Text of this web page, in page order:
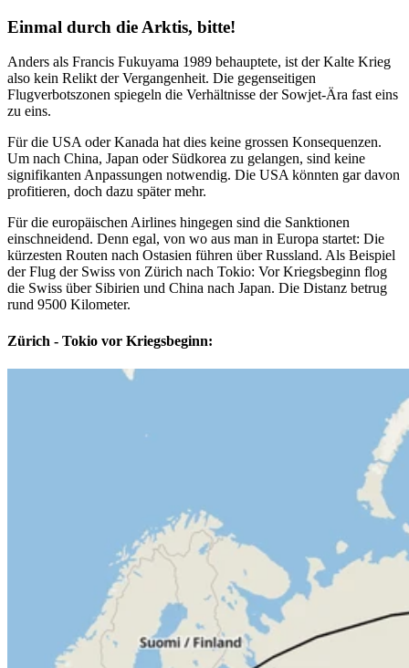
Einmal durch die Arktis, bitte!
Anders als Francis Fukuyama 1989 behauptete, ist der Kalte Krieg
also kein Relikt der Vergangenheit. Die gegenseitigen
Flugverbotszonen spiegeln die Verhältnisse der Sowjet-Ära fast eins
zu eins.
Für die USA oder Kanada hat dies keine grossen Konsequenzen.
Um nach China, Japan oder Südkorea zu gelangen, sind keine
signifikanten Anpassungen notwendig. Die USA könnten gar davon
profitieren, doch dazu später mehr.
Für die europäischen Airlines hingegen sind die Sanktionen
einschneidend. Denn egal, von wo aus man in Europa startet: Die
kürzesten Routen nach Ostasien führen über Russland. Als Beispiel
der Flug der Swiss von Zürich nach Tokio: Vor Kriegsbeginn flog
die Swiss über Sibirien und China nach Japan. Die Distanz betrug
rund 9500 Kilometer.
Zürich - Tokio vor Kriegsbeginn: